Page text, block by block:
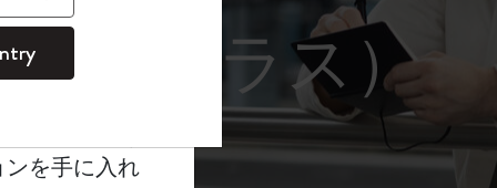
サングラス）
無料になり
レット品は
を手に入れ